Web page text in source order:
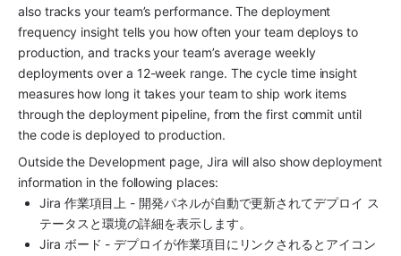
also tracks your team’s performance. The deployment
frequency insight tells you how often your team deploys to
production, and tracks your team’s average weekly
deployments over a 12-week range. The cycle time insight
measures how long it takes your team to ship work items
through the deployment pipeline, from the first commit until
the code is deployed to production.
Outside the Development page, Jira will also show deployment
information in the following places:
Jira 作業項目上 - 開発パネルが自動で更新されてデプロイ ス
テータスと環境の詳細を表示します。
Jira ボード - デプロイが作業項目にリンクされるとアイコン